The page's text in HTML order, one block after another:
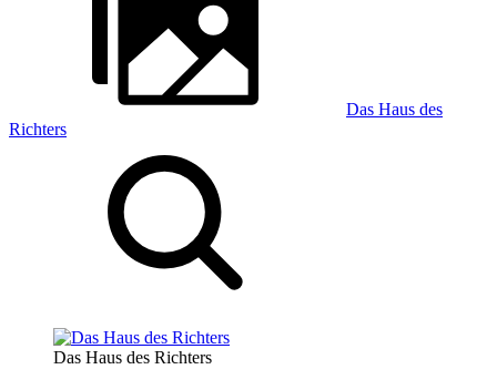
Das Haus des
Richters
Das Haus des Richters